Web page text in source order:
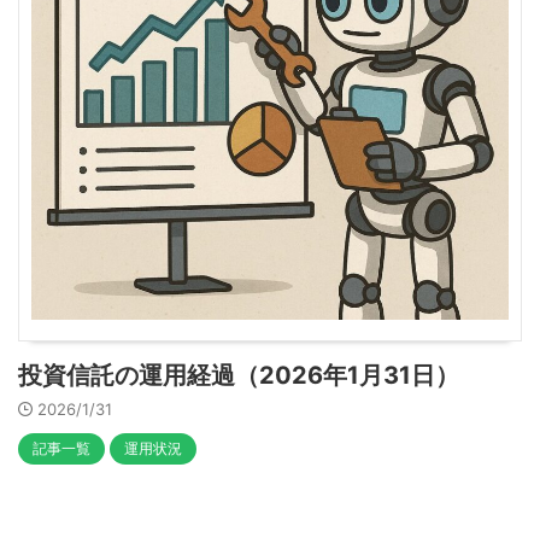
投資信託の運用経過（2026年1月31日）
2026/1/31
記事一覧 運用状況